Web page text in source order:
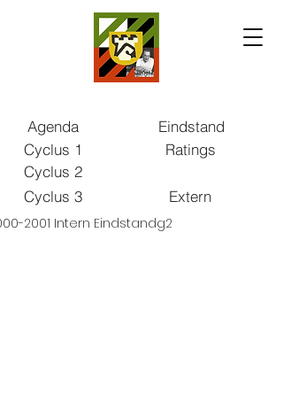
Agenda
Cyclus 1
Cyclus 2
Cyclus 3
Eindstand
Ratings
Extern
2001 Intern Eindstandg2